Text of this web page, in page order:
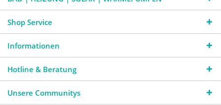
Shop Service
Informationen
Hotline & Beratung
Unsere Communitys